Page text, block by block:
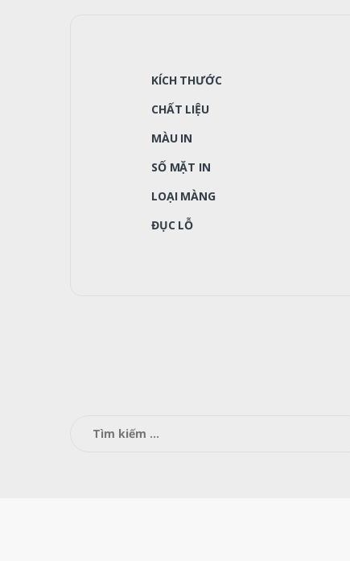
KÍCH THƯỚC
CHẤT LIỆU
MÀU IN
SỐ MẶT IN
LOẠI MÀNG
ĐỤC LỖ
kiếm